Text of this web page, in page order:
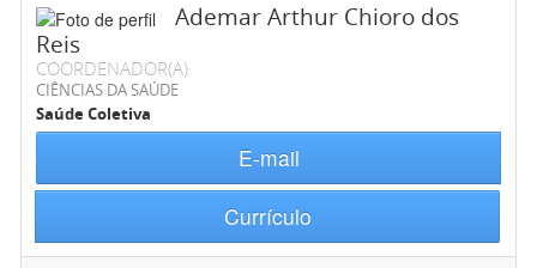
Ademar Arthur Chioro dos
Reis
COORDENADOR(A)
CIÊNCIAS DA SAÚDE
Saúde Coletiva
E-mail
Currículo